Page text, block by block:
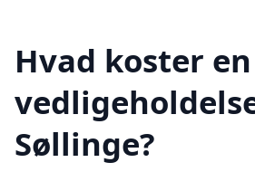
Hvad koster en
Søllinge?